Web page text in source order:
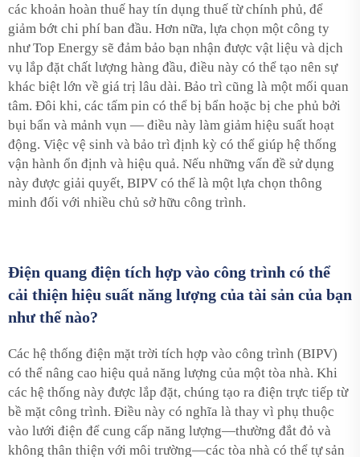
các khoản hoàn thuế hay tín dụng thuế từ chính phủ, để
giảm bớt chi phí ban đầu. Hơn nữa, lựa chọn một công ty
như Top Energy sẽ đảm bảo bạn nhận được vật liệu và dịch
vụ lắp đặt chất lượng hàng đầu, điều này có thể tạo nên sự
khác biệt lớn về giá trị lâu dài. Bảo trì cũng là một mối quan
tâm. Đôi khi, các tấm pin có thể bị bẩn hoặc bị che phủ bởi
bụi bẩn và mảnh vụn — điều này làm giảm hiệu suất hoạt
động. Việc vệ sinh và bảo trì định kỳ có thể giúp hệ thống
vận hành ổn định và hiệu quả. Nếu những vấn đề sử dụng
này được giải quyết, BIPV có thể là một lựa chọn thông
minh đối với nhiều chủ sở hữu công trình.
Điện quang điện tích hợp vào công trình có thể
cải thiện hiệu suất năng lượng của tài sản của bạn
như thế nào?
Các hệ thống điện mặt trời tích hợp vào công trình (BIPV)
có thể nâng cao hiệu quả năng lượng của một tòa nhà. Khi
các hệ thống này được lắp đặt, chúng tạo ra điện trực tiếp từ
bề mặt công trình. Điều này có nghĩa là thay vì phụ thuộc
vào lưới điện để cung cấp năng lượng—thường đắt đỏ và
không thân thiện với môi trường—các tòa nhà có thể tự sản